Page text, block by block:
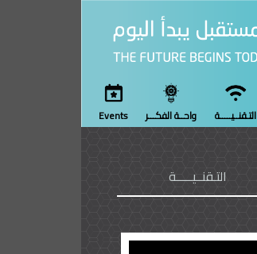
التـقنــيـــــة واحــة الفكـــر Events
التـقنــيـــــة